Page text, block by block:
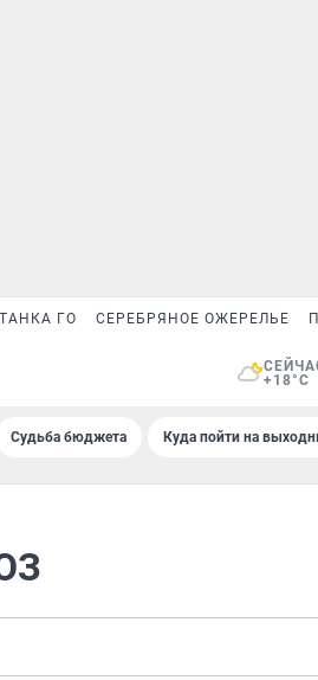
ГО СЕРЕБРЯНОЕ ОЖЕРЕЛЬЕ
+18°C
Судьба бюджета Куда пойти на